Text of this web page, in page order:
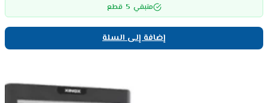
متبقي 5 قطع
إضافة إلى السلة